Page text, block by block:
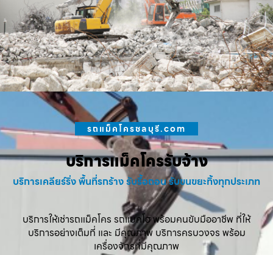
รถแม็คโครชลบุรี.com
บริการแม็คโครรับจ้าง
บริการเคลียร์ริ่ง พื้นที่รกร้าง รับรื้อถอน รับขนขยะทิ้งทุกประเภท
บริการให้เช่ารถแม็คโคร รถแบคโฮ พร้อมคนขับมืออาชีพ ที่ให้
บริการอย่างเต็มที่ และ มีคุณภาพ บริการครบวงจร พร้อม
เครื่องจักรที่มีคุณภาพ